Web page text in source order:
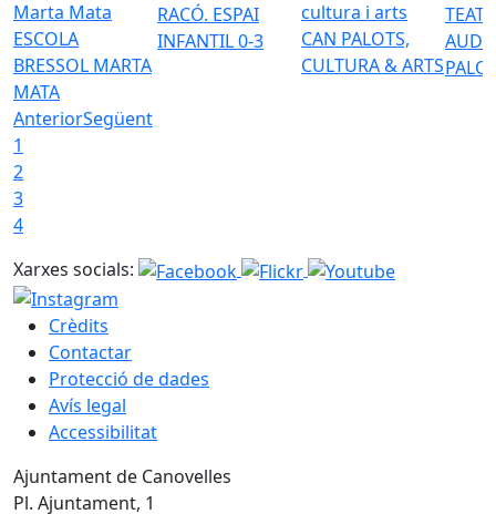
ESCOLA
BRESSOL MARTA
MATA
RACÓ. ESPAI
INFANTIL 0-3
CAN PALOTS,
CULTURA & ARTS
AnteriorSegüent
1
2
3
4
Xarxes socials:
Crèdits
Contactar
Protecció de dades
Avís legal
Accessibilitat
Ajuntament de Canovelles
Pl. Ajuntament, 1